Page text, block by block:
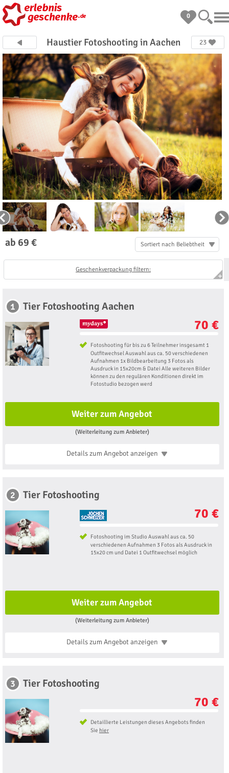
0
Haustier Fotoshooting in Aachen 23
ab 69 € Sortiert nach Beliebtheit
Geschenkverpackung filtern:
1 Tier Fotoshooting Aachen
70 €
Fotoshooting für bis zu 6 Teilnehmer insgesamt 1
Outfitwechsel Auswahl aus ca. 50 verschiedenen
Aufnahmen 1x Bildbearbeitung 3 Fotos als
Ausdruck in 15x20cm & Datei Alle weiteren Bilder
können zu den regulären Konditionen direkt im
Fotostudio bezogen werd
Weiter zum Angebot
(Weiterleitung zum Anbieter)
Details zum Angebotanzeigen
2 Tier Fotoshooting
70 €
Fotoshooting im Studio Auswahl aus ca. 50
verschiedenen Aufnahmen 3 Fotos als Ausdruck in
15x20 cm und Datei 1 Outfitwechsel möglich
Weiter zum Angebot
(Weiterleitung zum Anbieter)
Details zum Angebotanzeigen
3 Tier Fotoshooting
70 €
Detaillierte Leistungen dieses Angebots finden
Sie hier